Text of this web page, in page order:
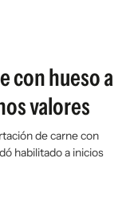
con hueso a
valores
de carne con
habilitado a inicios